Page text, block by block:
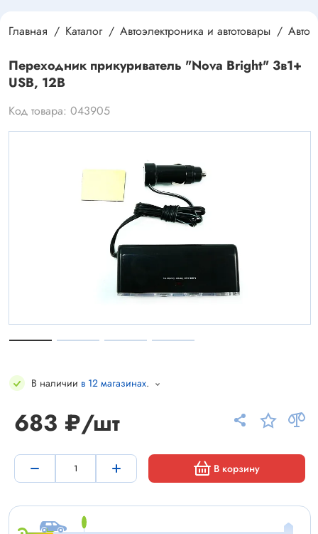
Главная Каталог Автоэлектроника и автотовары
Переходник прикуриватель "Nova Bright" 3в1+
USB, 12В
Код товара: 043905
В наличии в 12 магазинах.
683 ₽/шт
В корзину